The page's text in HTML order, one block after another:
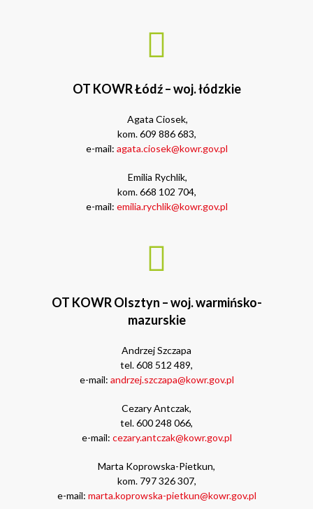
OT KOWR Łódź – woj. łódzkie
Agata Ciosek,
kom. 609 886 683,
e-mail: agata.ciosek@kowr.gov.pl
Emilia Rychlik,
kom. 668 102 704,
e-mail: emilia.rychlik@kowr.gov.pl
OT KOWR Olsztyn – woj. warmińsko-
mazurskie
Andrzej Szczapa
tel. 608 512 489,
e-mail: andrzej.szczapa@kowr.gov.pl
Cezary Antczak,
tel. 600 248 066,
e-mail: cezary.antczak@kowr.gov.pl
Marta Koprowska-Pietkun,
kom. 797 326 307,
e-mail: marta.koprowska-pietkun@kowr.gov.pl